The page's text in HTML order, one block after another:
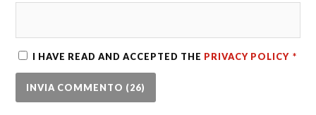
I HAVE READ AND ACCEPTED THE PRIVACY POLICY *